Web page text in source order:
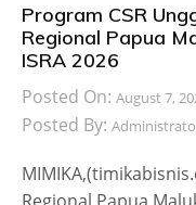
Program CSR
Regional Papua
ISRA 2026
Posted On: August 7,
Posted By: